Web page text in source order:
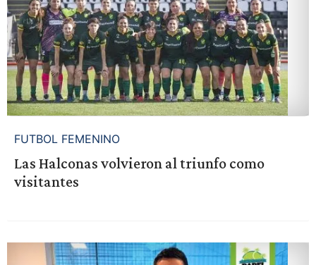
FUTBOL FEMENINO
Las Halconas volvieron al triunfo como
visitantes